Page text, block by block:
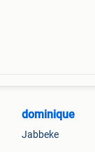
dominique
Jabbeke